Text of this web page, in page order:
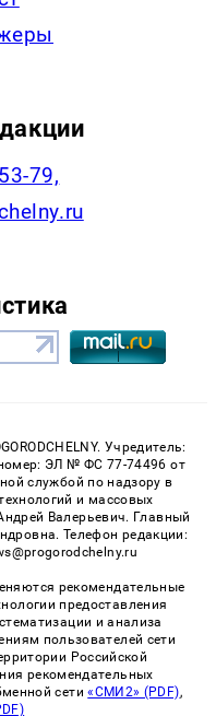
79,
Учредитель:
ЭЛ № ФС 77-74496 от
службой по надзору в
и массовых
Валерьевич. Главный
Телефон редакции:
рекомендательные
предоставления
и анализа
пользователей сети
Российской
рекомендательных
сети«СМИ2» (PDF),